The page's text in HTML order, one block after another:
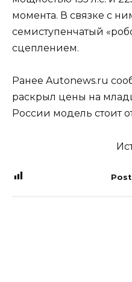
момента. В связке с
семиступенчатый
сцеплением.
Ранее Autonews.ru
раскрыл цены на
России модель стоит